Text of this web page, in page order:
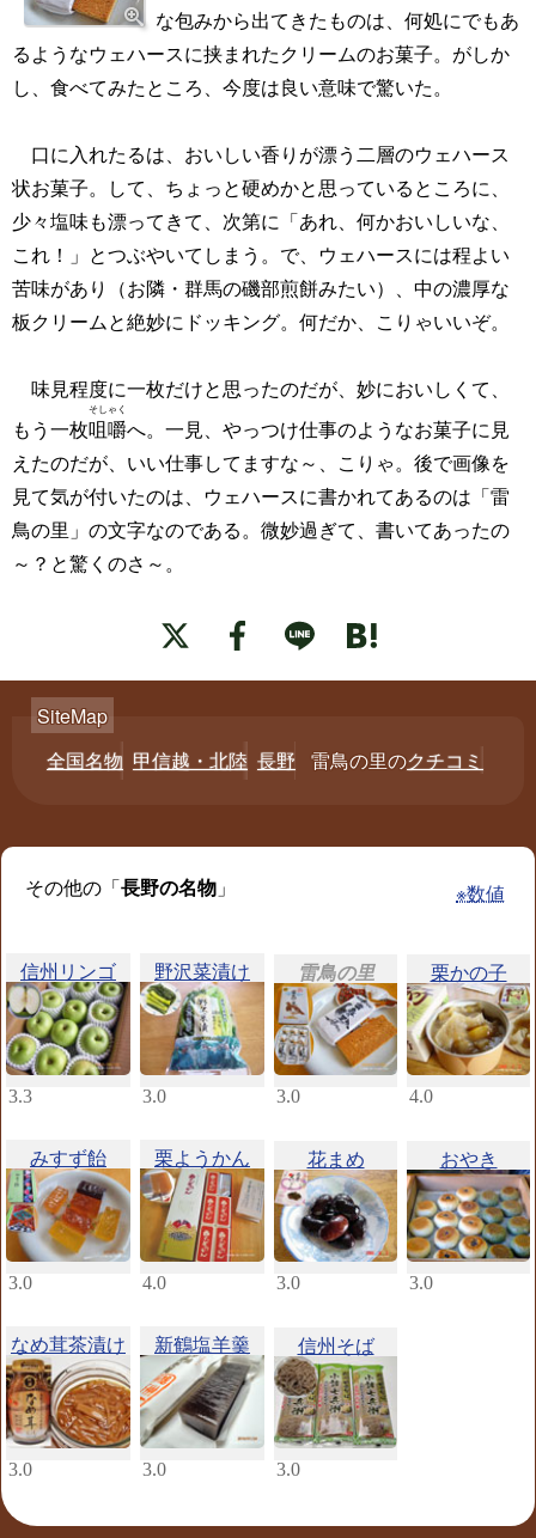
な包みから出てきたものは、何処にでもあ
るようなウェハースに挟まれたクリームのお菓子。がしか
し、食べてみたところ、今度は良い意味で驚いた。
口に入れたるは、おいしい香りが漂う二層のウェハース
状お菓子。して、ちょっと硬めかと思っているところに、
少々塩味も漂ってきて、次第に「あれ、何かおいしいな、
これ！」とつぶやいてしまう。で、ウェハースには程よい
苦味があり（お隣・群馬の磯部煎餅みたい）、中の濃厚な
板クリームと絶妙にドッキング。何だか、こりゃいいぞ。
味見程度に一枚だけと思ったのだが、妙においしくて、
もう一枚咀嚼
そしゃく
へ。一見、やっつけ仕事のようなお菓子に見
えたのだが、いい仕事してますな～、こりゃ。後で画像を
見て気が付いたのは、ウェハースに書かれてあるのは「雷
鳥の里」の文字なのである。微妙過ぎて、書いてあったの
～？と驚くのさ～。
全国名物 甲信越・北陸 長野 雷鳥の里のクチコミ
その他の「長野の名物 」 ※数値
信州リンゴ
3.3
野沢菜漬け
3.0
雷鳥の里
3.0
栗かの子
4.0
みすず飴
3.0
栗ようかん
4.0
花まめ
3.0
おやき
3.0
なめ茸茶漬け
3.0
新鶴塩羊羹
3.0
信州そば
3.0